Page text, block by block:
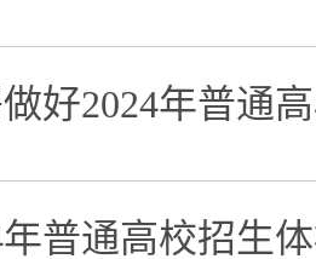
好2024年普通
普通高校招生